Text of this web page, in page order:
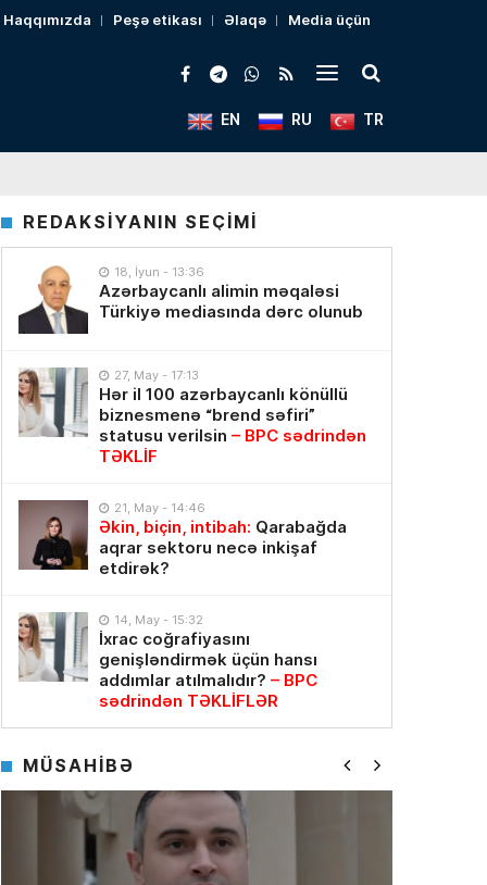
Haqqımızda Peşə etikası Əlaqə Media üçün
TR
RU
EN
REDAKSİYANIN SEÇİMİ
18, İyun - 13:36
Azərbaycanlı alimin məqaləsi
Türkiyə mediasında dərc olunub
27, May - 17:13
Hər il 100 azərbaycanlı könüllü
biznesmenə “brend səfiri”
statusu verilsin – BPC sədrindən
TƏKLİF
21, May - 14:46
Əkin, biçin, intibah: Qarabağda
aqrar sektoru necə inkişaf
etdirək?
14, May - 15:32
İxrac coğrafiyasını
genişləndirmək üçün hansı
addımlar atılmalıdır? – BPC
sədrindən TƏKLİFLƏR
MÜSAHİBƏ